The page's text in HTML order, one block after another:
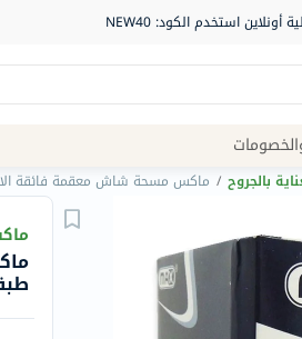
الماركات
بالجروح / ماكس مسحة شاش معقمة فائقة الامتصاص، 10 سم × 10 سم، 8